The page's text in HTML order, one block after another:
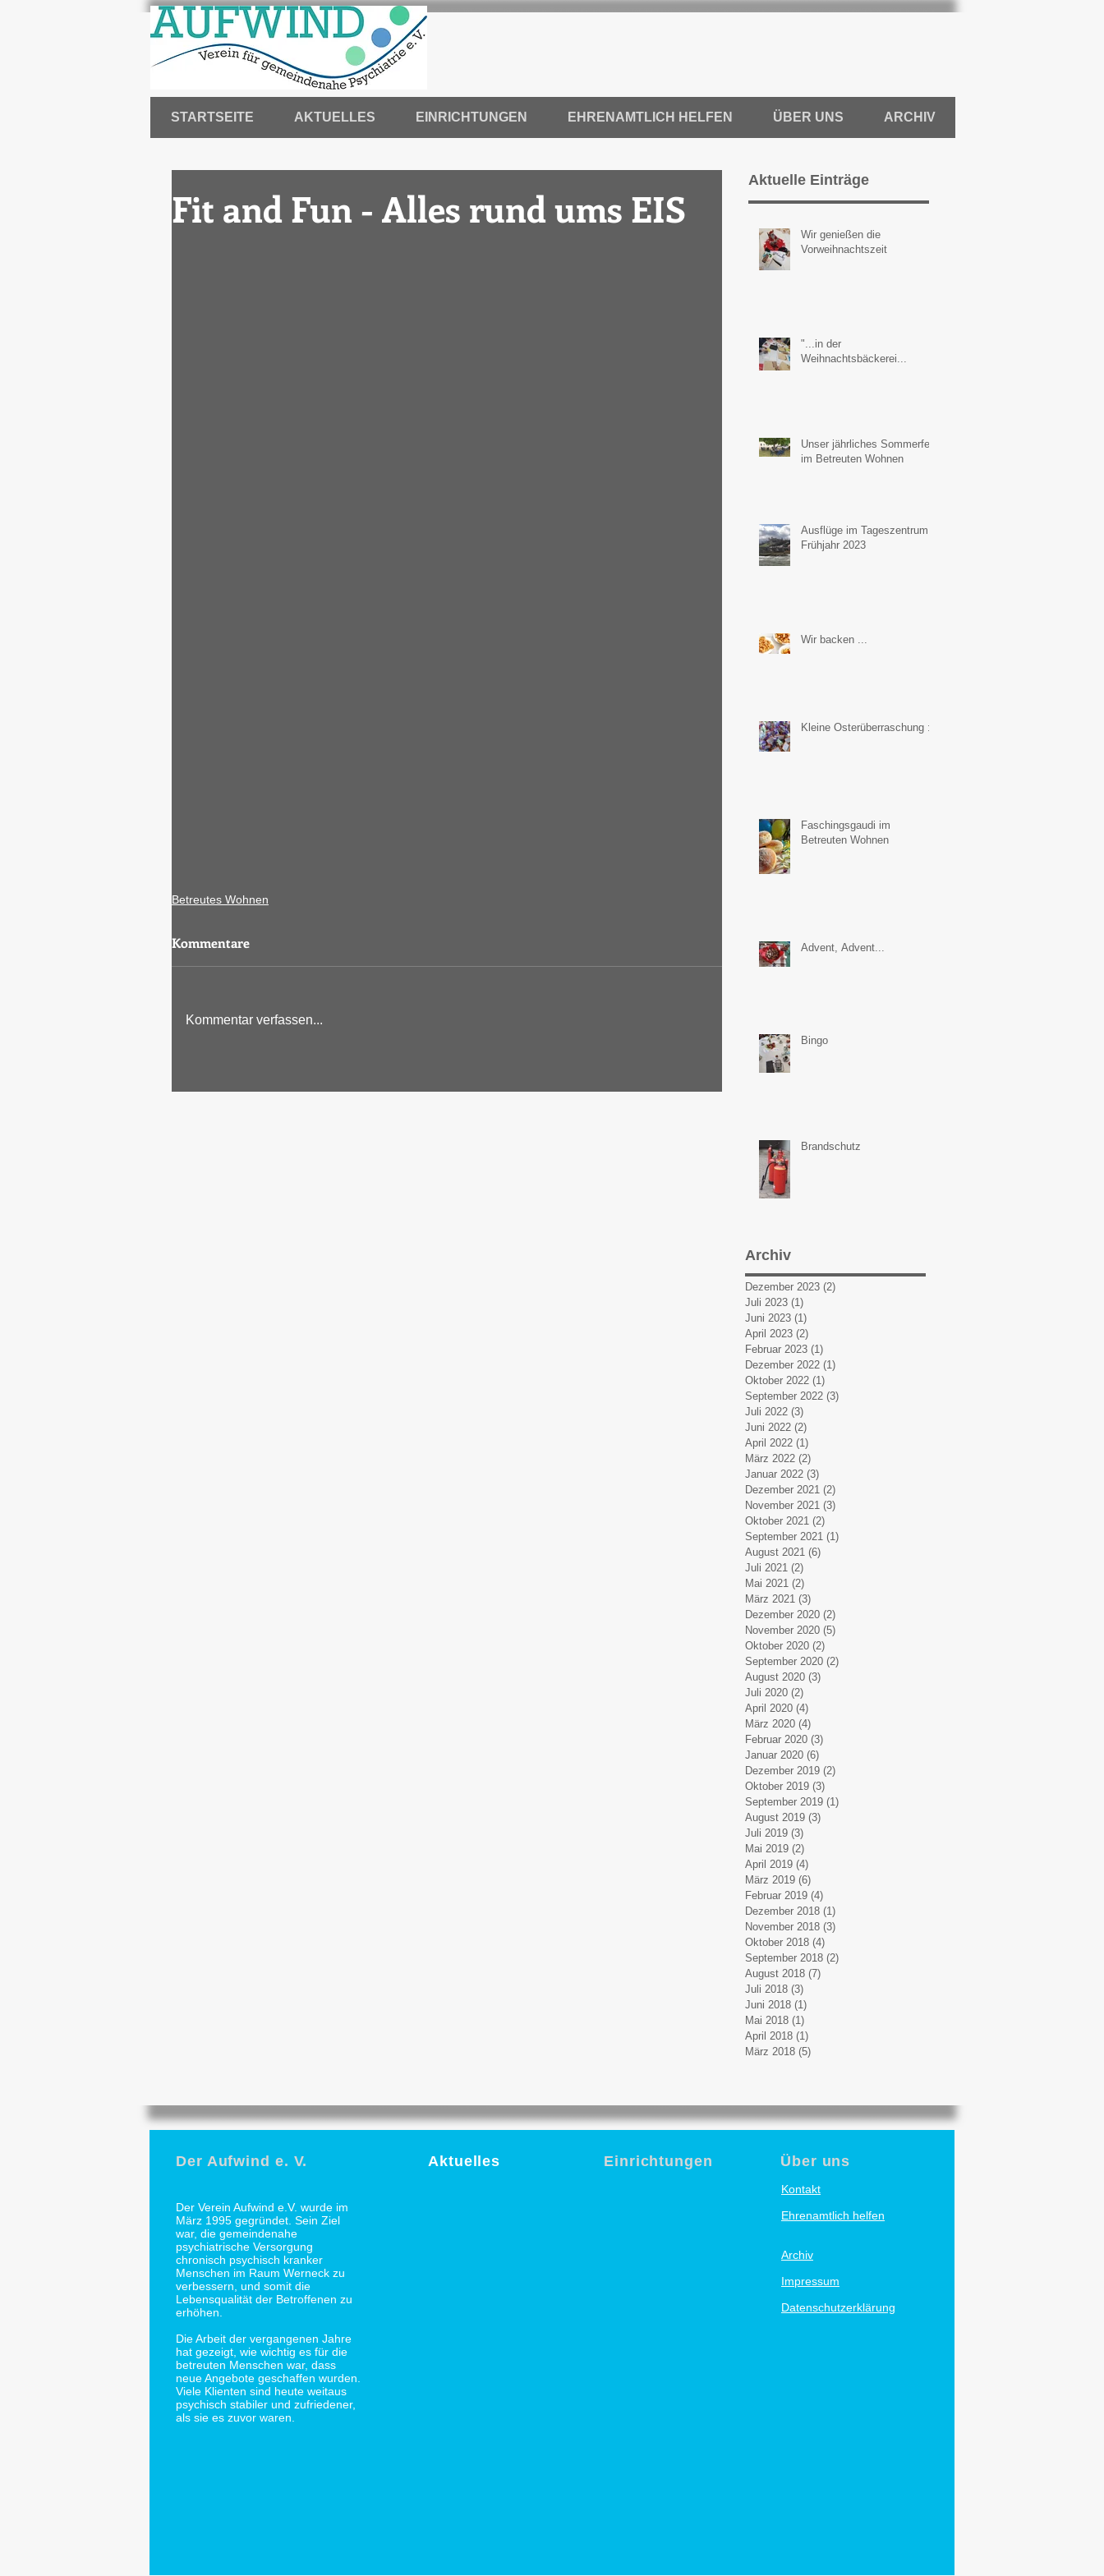
STARTSEITE AKTUELLES EINRICHTUNGEN EHRENAMTLICH HELFEN ÜBER UNS ARCHIV
Fit and Fun - Alles rund ums EIS
Betreutes Wohnen
Kommentare
Kommentar verfassen...
Aktuelle Einträge
Wir genießen die
Vorweihnachtszeit
"...in der
Weihnachtsbäckerei...
Unser jährliches Sommerfest
im Betreuten Wohnen
Ausflüge im Tageszentrum
Frühjahr 2023
Wir backen ...
Kleine Osterüberraschung :-)
Faschingsgaudi im
Betreuten Wohnen
Advent, Advent...
Bingo
Brandschutz
Archiv
Dezember 2023 (2)
Juli 2023 (1)
Juni 2023 (1)
April 2023 (2)
Februar 2023 (1)
Dezember 2022 (1)
Oktober 2022 (1)
September 2022 (3)
Juli 2022 (3)
Juni 2022 (2)
April 2022 (1)
März 2022 (2)
Januar 2022 (3)
Dezember 2021 (2)
November 2021 (3)
Oktober 2021 (2)
September 2021 (1)
August 2021 (6)
Juli 2021 (2)
Mai 2021 (2)
März 2021 (3)
Dezember 2020 (2)
November 2020 (5)
Oktober 2020 (2)
September 2020 (2)
August 2020 (3)
Juli 2020 (2)
April 2020 (4)
März 2020 (4)
Februar 2020 (3)
Januar 2020 (6)
Dezember 2019 (2)
Oktober 2019 (3)
September 2019 (1)
August 2019 (3)
Juli 2019 (3)
Mai 2019 (2)
April 2019 (4)
März 2019 (6)
Februar 2019 (4)
Dezember 2018 (1)
November 2018 (3)
Oktober 2018 (4)
September 2018 (2)
August 2018 (7)
Juli 2018 (3)
Juni 2018 (1)
Mai 2018 (1)
April 2018 (1)
März 2018 (5)
Der Aufwind e. V.
Der Verein Aufwind e.V. wurde im
März 1995 gegründet. Sein Ziel
war, die gemeindenahe
psychiatrische Versorgung
chronisch psychisch kranker
Menschen im Raum Werneck zu
verbessern, und somit die
Lebensqualität der Betroffenen zu
erhöhen.
Die Arbeit der vergangenen Jahre
hat gezeigt, wie wichtig es für die
betreuten Menschen war, dass
neue Angebote geschaffen wurden.
Viele Klienten sind heute weitaus
psychisch stabiler und zufriedener,
als sie es zuvor waren.
Einrichtungen Über uns
Kontakt
Ehrenamtlich helfen
Archiv
Impressum
Datenschutzerklärung
Aktuelles